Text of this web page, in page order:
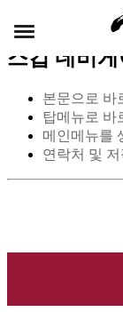
스킵 네비게
본문으로 바
탑메뉴로 바
메인메뉴를
연락처 및 저